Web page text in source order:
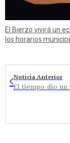
El Bierzo vivirá un
los horarios
Noticia Anterior